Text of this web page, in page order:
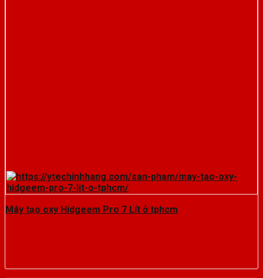
Máy tạo oxy Hidgeem Pro 7 Lít ở tphcm